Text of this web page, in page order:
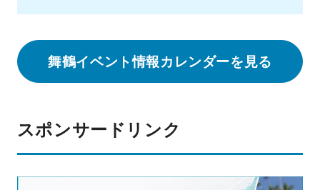
舞鶴イベント情報カレンダーを見る
スポンサードリンク